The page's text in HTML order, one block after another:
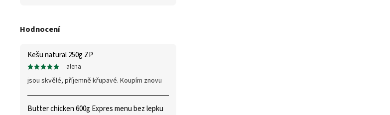
Hodnocení
Kešu natural 250g ZP
alena
jsou skvělé, příjemně křupavé. Koupím znovu
Butter chicken 600g Expres menu bez lepku